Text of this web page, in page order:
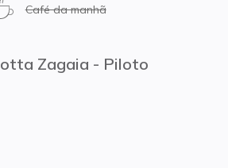
Café da manhã
Zagaia - Piloto